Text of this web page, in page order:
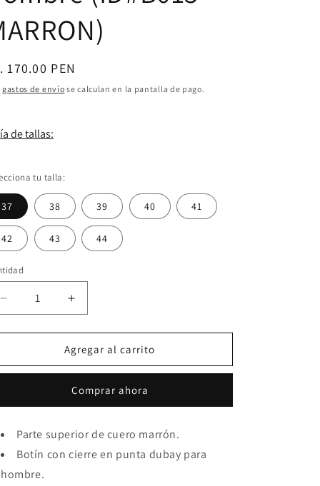
170.00 PEN
gastos de envío se calculan en la pantalla de pago.
de tallas:
tu talla:
37 38 39 40 41
42 43 44
Reducir
cantidad
para
con
marrón
punta
dubay,
taco
Aumentar
cantidad
para
Botín
con
color
marrón
punta
dubay,
Agregar al carrito
Comprar ahora
Parte superior de cuero marrón.
Botín con cierre en punta dubay para
hombre.